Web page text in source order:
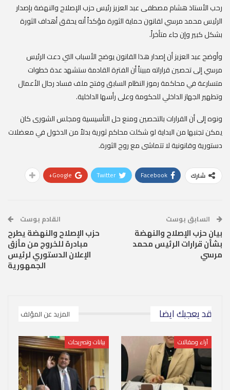
رحب الأستاذ هشام مصطفى عبد العزيز رئيس حزب الإصلاح والنهضة بإصدار
الرئيس محمد مرسي لقانون حماية الثورة مؤكداً أنه يحقق أهداف الثورة
بشكل كبير وإن جاء متأخراً.
وأوضح عبد العزيز أن إصدار هذا القانون يوضح الأسباب التي دعت الرئيس
مرسي إلى تحصين قراراته مبيناً أن الفترة القادمة ستشهد عدة خطوات
متسارعة في محاكمة رموز النظام السابق وفتح ملف فساد رجال الأعمال
وتطهير الجهاز الداخلي للحكومة وعلى رأسها الداخلية.
ونوه إلى أن القرارات بالتحصين ومنع حل التأسيسية ومجلس الشورى كان
يمكن تجنبها من البداية لو شكلت محاكم ثورية بدلاً من الدخول في معضلات
دستورية وقانونية لا تتماشى مع روح الثورة.
شارك Facebook
Twitter
Google+
السابق بوست
بيان حزب الإصلاح والنهضة
بشأن قرارات الرئيس محمد
مرسي
القادم بوست
حزب الإصلاح والنهضة يطرح
مبادرة للخروج من مأزق
الإعلان الدستوري لرئيس
الجمهورية
قد يعجبك ايضا المزيد عن المؤلف
آراء ومقالات بيانات وتصريحات